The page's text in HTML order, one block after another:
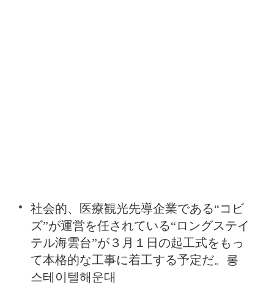
社会的、医療観光先導企業である“コビ
ズ”が運営を任されている“ロングステイ
テル海雲台”が３月１日の起工式をもっ
て本格的な工事に着工する予定だ。롱
스테이텔해운대